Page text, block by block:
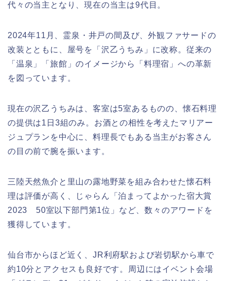
代々の当主となり、現在の当主は9代目。
2024年11月、霊泉・井戸の間及び、外観ファサードの
改装とともに、屋号を「沢乙うちみ」に改称。従来の
「温泉」「旅館」のイメージから「料理宿」への革新
を図っています。
現在の沢乙うちみは、客室は5室あるものの、懐石料理
の提供は1日3組のみ。お酒との相性を考えたマリアー
ジュプランを中心に、料理長でもある当主がお客さん
の目の前で腕を振います。
三陸天然魚介と里山の露地野菜を組み合わせた懐石料
理は評価が高く、じゃらん「泊まってよかった宿大賞
2023 50室以下部門第1位」など、数々のアワードを
獲得しています。
仙台市からほど近く、JR利府駅および岩切駅から車で
約10分とアクセスも良好です。周辺にはイベント会場